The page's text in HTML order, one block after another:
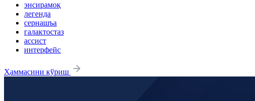
энсирамоқ
легенда
сернашъа
галактостаз
ассист
интерфейс
Ҳаммасини кўриш